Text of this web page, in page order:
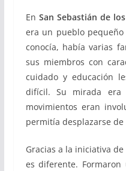
En San Sebastián de
era un pueblo
conocía, había varias
sus miembros con
cuidado y educación
difícil. Su mirada era
movimientos eran
permitía desplazarse
Gracias a la iniciativa
es diferente.